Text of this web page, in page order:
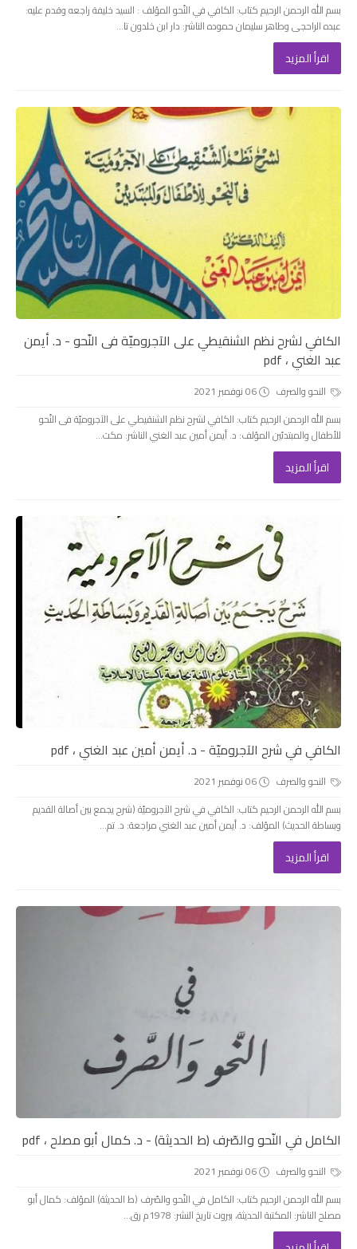
بسم الله الرحمن الرحيم كتاب: الكافي في النّحو المؤلف : السيد خليفة راجعه وقدم عليه:
عبده الراحجى وطاهر سليمان حموده الناشر: دار ابن خلدون تا...
اقرأ المزيد
الكافي لشرح نظم الشنقيطي على الآجروميّة فى النّحو - د. أيمن
عبد الغني ، pdf
النحو والصرف
06 نوفمبر 2021
بسم الله الرحمن الرحيم كتاب: الكافي لشرح نظم الشنقيطي على الآجروميّة فى النّحو
للأطفال والمبتدئين المؤلف: د. أيمن أمين عبد الغني الناشر: مكت...
اقرأ المزيد
الكافي في شرح الآجروميّة - د. أيمن أمين عبد الغني ، pdf
النحو والصرف
06 نوفمبر 2021
بسم الله الرحمن الرحيم كتاب: الكافي في شرح الآجروميّة (شرح يجمع بين أصالة القديم
وبساطة الحديث) المؤلف: د. أيمن أمين عبد الغني مراجعة: د. تم...
اقرأ المزيد
الكامل في النّحو والصّرف (ط الحديثة) - د. كمال أبو مصلح ، pdf
النحو والصرف
06 نوفمبر 2021
بسم الله الرحمن الرحيم كتاب: الكامل في النّحو والصّرف (ط الحديثة) المؤلف: كمال أبو
مصلح الناشر: المكتبة الحديثة، بيروت تاريخ النشر: 1978م رق...